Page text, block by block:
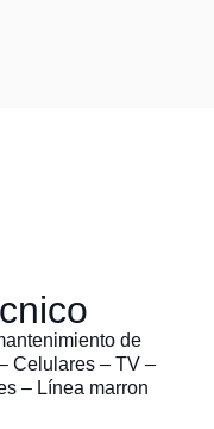
de
Celulares – TV –
– Línea marron